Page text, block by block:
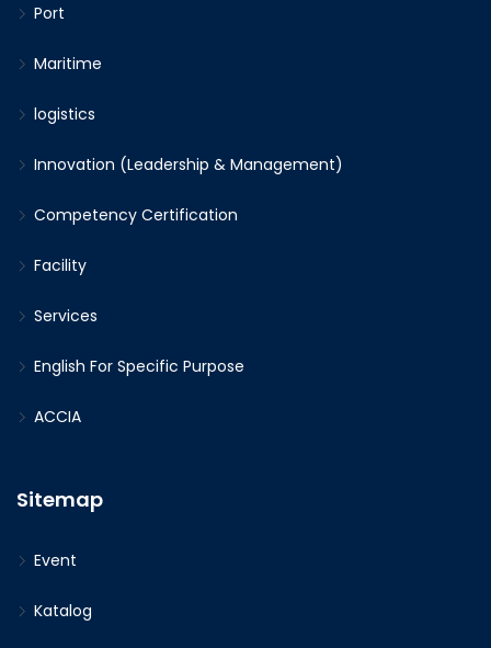
Port
Maritime
logistics
Innovation (Leadership & Management)
Competency Certification
Facility
Services
English For Specific Purpose
ACCIA
Sitemap
Event
Katalog